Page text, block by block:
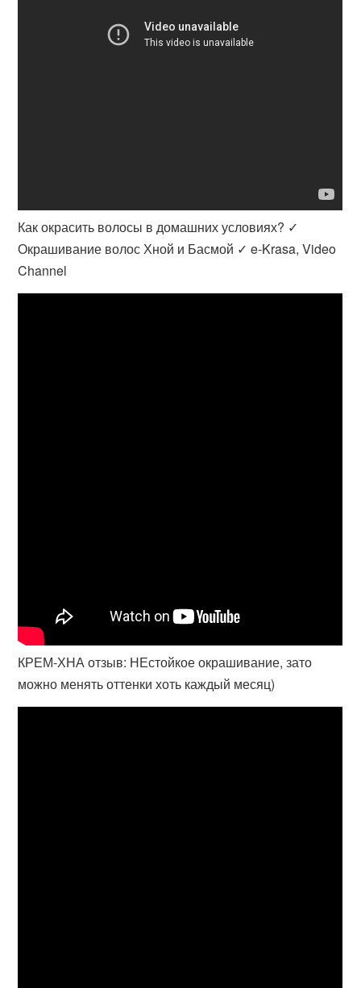
Как окрасить волосы в домашних условиях? ✓
Окрашивание волос Хной и Басмой ✓ e-Krasa, Video
Channel
КРЕМ-ХНА отзыв: НЕстойкое окрашивание, зато
можно менять оттенки хоть каждый месяц)